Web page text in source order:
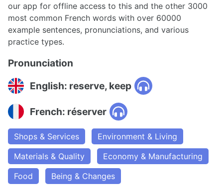
our app for offline access to this and the other 3000
most common French words with over 60000
example sentences, pronunciations, and various
practice types.
Pronunciation
English: reserve, keep
French: réserver
Shops & Services
Environment & Living
Materials & Quality
Economy & Manufacturing
Food
Being & Changes